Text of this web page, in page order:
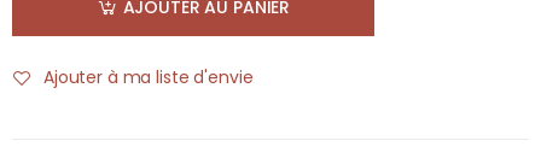
AJOUTER AU PANIER
Ajouter à ma liste d'envie